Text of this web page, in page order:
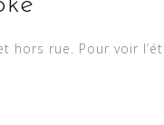
hors rue. Pour voir